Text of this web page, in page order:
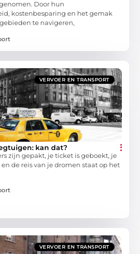
Door hun
kostenbesparing en het gemak
te navigeren,
VERVOER EN TRANSPORT
kan dat?
zijn gepakt, je ticket is geboekt, je
de reis van je dromen staat op het
VERVOER EN TRANSPORT